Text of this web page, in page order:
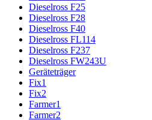
Dieselross F25
Dieselross F28
Dieselross F40
Dieselross FL114
Dieselross F237
Dieselross FW243U
Geräteträger
Fix1
Fix2
Farmer1
Farmer2